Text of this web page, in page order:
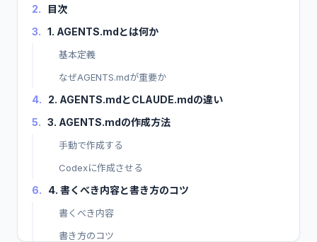
2.
目次
3. 1. AGENTS.mdとは何か
基本定義
なぜAGENTS.mdが重要か
4.
2. AGENTS.mdとCLAUDE.mdの違い
5. 3. AGENTS.mdの作成方法
手動で作成する
Codexに作成させる
6. 4. 書くべき内容と書き方のコツ
書くべき内容
書き方のコツ